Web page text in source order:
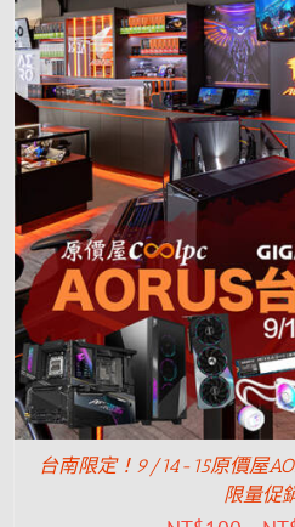
台南限定！9/14-15原價屋
限量促